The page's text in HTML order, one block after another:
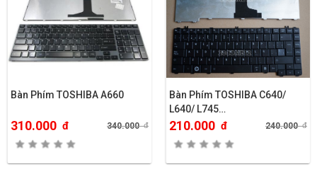
Bàn Phím TOSHIBA A660
310.000 đ 340.000đ
Bàn Phím TOSHIBA C640/
L640/ L745…
210.000 đ 240.000đ